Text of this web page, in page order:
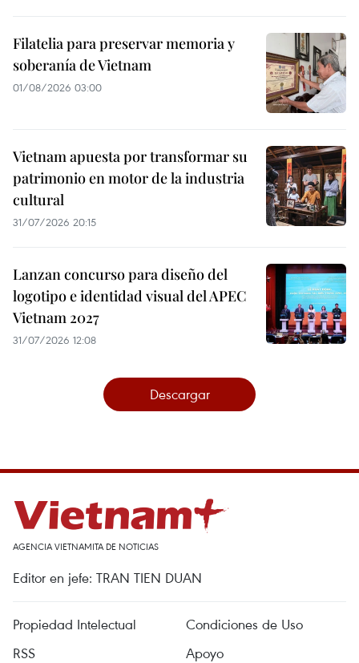
Filatelia para preservar memoria y
soberanía de Vietnam
01/08/2026 03:00
Vietnam apuesta por transformar su
patrimonio en motor de la industria
cultural
31/07/2026 20:15
Lanzan concurso para diseño del
logotipo e identidad visual del APEC
Vietnam 2027
31/07/2026 12:08
Descargar
AGENCIA VIETNAMITA DE NOTICIAS
Editor en jefe: TRAN TIEN DUAN
Propiedad Intelectual
Condiciones de Uso
RSS
Apoyo